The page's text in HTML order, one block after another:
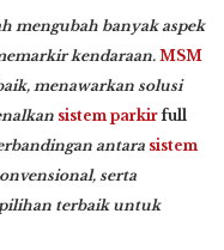
mengubah banyak aspek
kendaraan. MSM
menawarkan solusi
sistem parkirfull
antara sistem
serta
terbaik untuk